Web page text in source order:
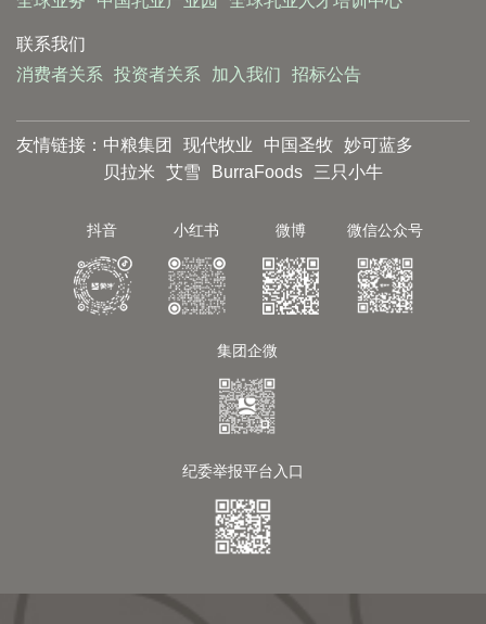
联系我们
消费者关系
投资者关系 加入我们 招标公告
友情链接： 中粮集团 现代牧业 中国圣牧 妙可蓝多
贝拉米
艾雪 BurraFoods 三只小牛
抖音 小红书 微博 微信公众号
集团企微
纪委举报平台入口